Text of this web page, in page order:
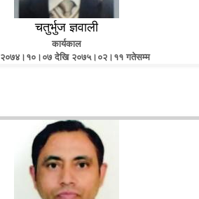
चतुर्भुज ज्ञवाली
कार्यकाल
२०७४।१०।०७ देखि २०७५।०२।११ गतेसम्म